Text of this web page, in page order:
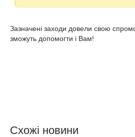
Зазначені заходи довели свою
зможуть допомогти і Вам!
Схожі новини